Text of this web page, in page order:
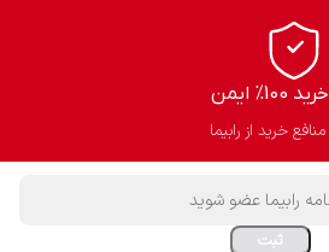
خرید 100% ایمن
منافع خرید از رابیما